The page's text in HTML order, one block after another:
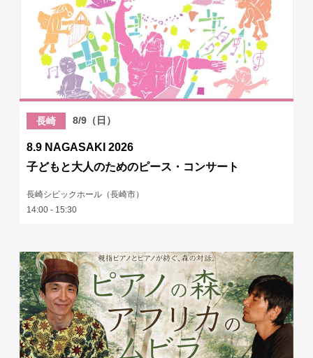
長崎 8/9（日）
8.9 NAGASAKI 2026
子どもと大人のためのピース・コンサート
長崎シビックホール（長崎市）
14:00 - 15:30